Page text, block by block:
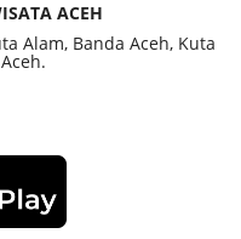
ACEH
Alam, Banda Aceh, Kuta